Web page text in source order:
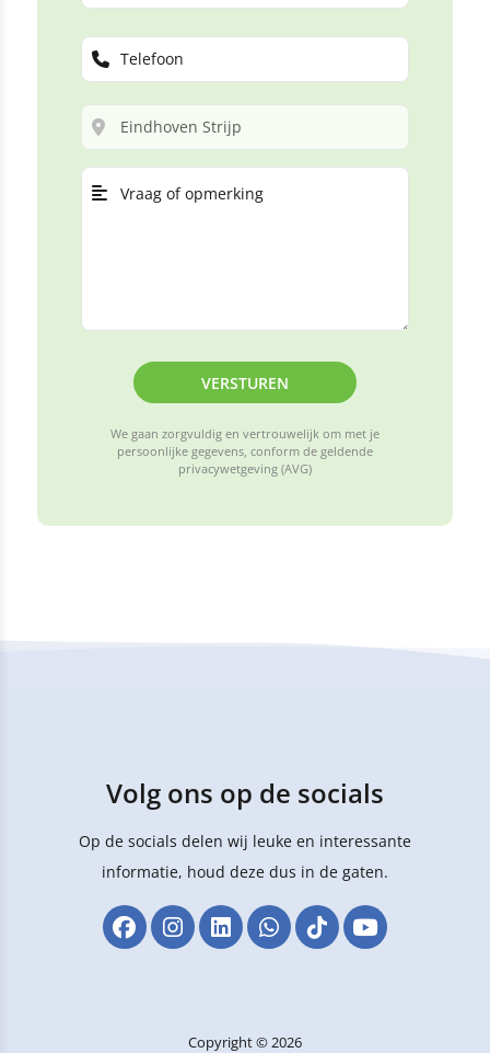
VERSTUREN
We gaan zorgvuldig en vertrouwelijk om met je
persoonlijke gegevens, conform de geldende
privacywetgeving (AVG)
Volg ons op de socials
Op de socials delen wij leuke en interessante
informatie, houd deze dus in de gaten.
Copyright © 2026